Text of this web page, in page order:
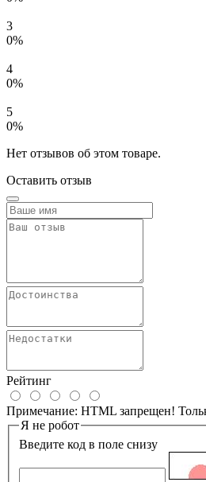
3
0%
4
0%
5
0%
Нет отзывов об этом товаре.
Оставить отзыв
Рейтинг
Примечание: HTML запрещен!
Я не робот
Введите код в поле снизу